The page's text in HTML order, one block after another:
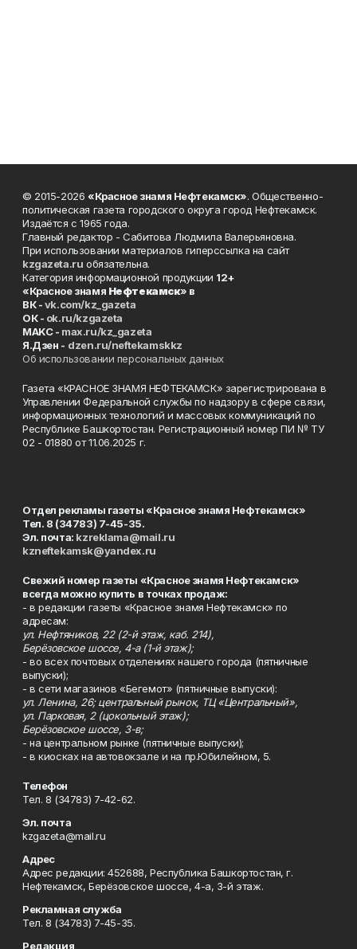
© 2015-2026 «Красное знамя Нефтекамск». Общественно-
политическая газета городского округа город Нефтекамск.
Издаётся с 1965 года.
Главный редактор - Сабитова Людмила Валерьяновна.
При использовании материалов гиперссылка на сайт
kzgazeta.ru обязательна.
Категория информационной продукции 12+
«Красное знамя Нефтекамск» в
ВК -vk.com/kz_gazeta
ОК - ok.ru/kzgazeta
MAKC - max.ru/kz_gazeta
Я.Дзен - dzen.ru/neftekamskkz
Об использовании персональных данных
Газета «КРАСНОЕ ЗНАМЯ НЕФТЕКАМСК» зарегистрирована в
Управлении Федеральной службы по надзору в сфере связи,
информационных технологий и массовых коммуникаций по
Республике Башкортостан. Регистрационный номер ПИ № ТУ
02 - 01880 от 11.06.2025 г.
Отдел рекламы газеты «Красное знамя Нефтекамск»
Тел. 8 (34783) 7-45-35.
Эл. почта: kzreklama@mail.ru
kzneftekamsk@yandex.ru
Свежий номер газеты «Красное знамя Нефтекамск»
всегда можно купить в точках продаж:
- в редакции газеты «Красное знамя Нефтекамск» по
адресам:
ул. Нефтяников, 22 (2-й этаж, каб. 214),
Берёзовское шоссе, 4-а (1-й этаж);
- во всех почтовых отделениях нашего города (пятничные
выпуски);
- в сети магазинов «Бегемот» (пятничные выпуски):
ул. Ленина, 26; центральный рынок, ТЦ «Центральный»,
ул. Парковая, 2 (цокольный этаж);
Берёзовское шоссе, 3-в;
- на центральном рынке (пятничные выпуски);
- в киосках на автовокзале и на пр.Юбилейном, 5.
Телефон
Тел. 8 (34783) 7-42-62.
Эл. почта
kzgazeta@mail.ru
Адрес
Адрес редакции: 452688, Республика Башкортостан, г.
Нефтекамск, Берёзовское шоссе, 4-а, 3-й этаж.
Рекламная служба
Тел. 8 (34783) 7-45-35.
Редакция